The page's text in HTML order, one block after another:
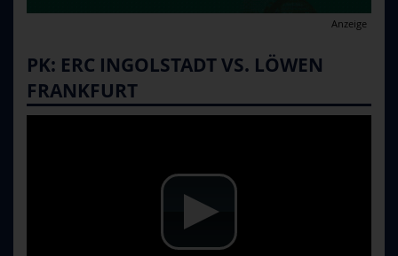
Anzeige
PK: ERC INGOLSTADT VS. LÖWEN
FRANKFURT